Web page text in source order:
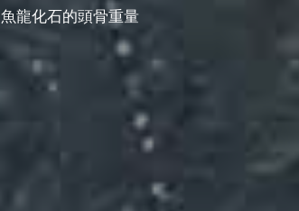
魚龍化石的頭骨重量